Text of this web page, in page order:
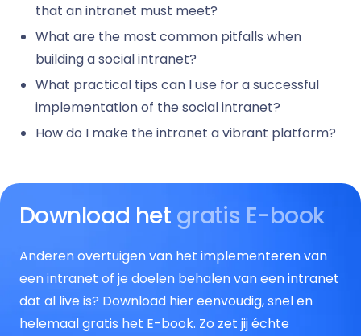
that an intranet must meet?
What are the most common pitfalls when
building a social intranet?
What practical tips can I use for a successful
implementation of the social intranet?
How do I make the intranet a vibrant platform?
Download het gratis E-book
Anderen overtuigen van het implementeren van
een intranet of je doelen behalen van een intranet
dat al live is? Download hier eenvoudig, snel en
helemaal gratis het E-book. Zo zet jij échte